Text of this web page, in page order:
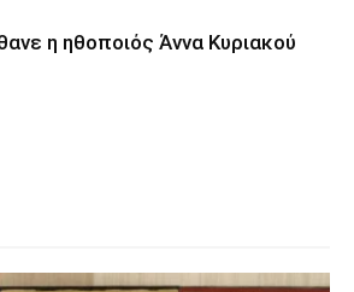
η ηθοποιός Άννα Κυριακού